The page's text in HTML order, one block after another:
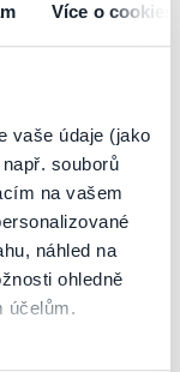
Více o cookies
vaše údaje (jako
souborů
na vašem
náhled na
ohledně
účelům.
-
místa Ticketportal.
6 let, zdarma bez
sleva pro
ZTP a pro
ZTP/P (jedna
v nákupním
dokumentem
NEUVEDENO